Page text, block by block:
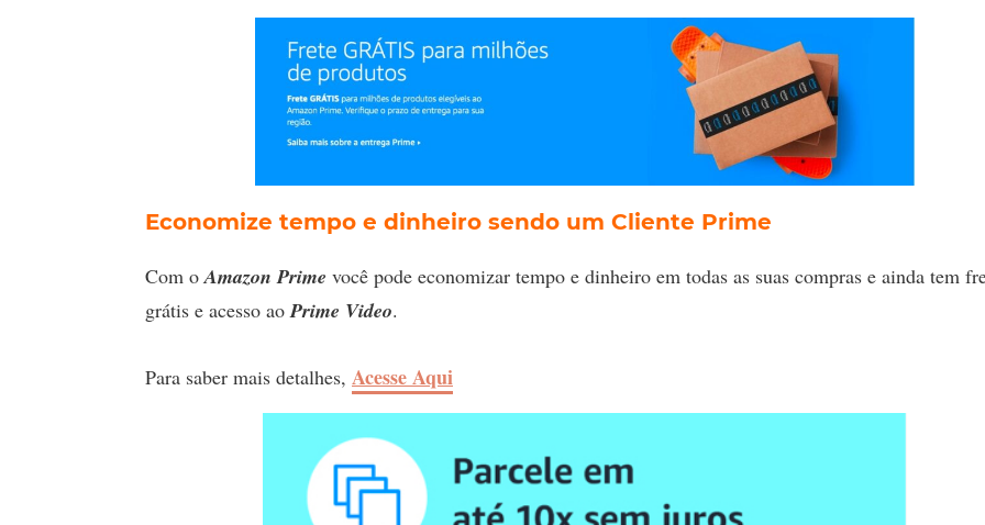
Economize tempo e dinheiro sendo um Cliente Prime
Com o Amazon Prime você pode economizar tempo e dinheiro em todas as suas compras e ainda tem
grátis e acesso ao Prime Video.
Para saber mais detalhes, Acesse Aqui